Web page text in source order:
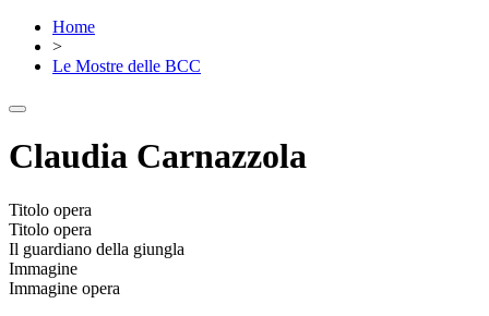
Home
>
Le Mostre delle BCC
Claudia Carnazzola
Titolo opera
Titolo opera
Il guardiano della giungla
Immagine
Immagine opera